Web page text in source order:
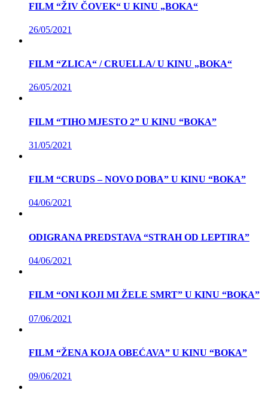
FILM “ŽIV ČOVEK“ U KINU „BOKA“
26/05/2021
FILM “ZLICA“ / CRUELLA/ U KINU „BOKA“
26/05/2021
FILM “TIHO MJESTO 2” U KINU “BOKA”
31/05/2021
FILM “CRUDS – NOVO DOBA” U KINU “BOKA”
04/06/2021
ODIGRANA PREDSTAVA “STRAH OD LEPTIRA”
04/06/2021
FILM “ONI KOJI MI ŽELE SMRT” U KINU “BOKA”
07/06/2021
FILM “ŽENA KOJA OBEĆAVA” U KINU “BOKA”
09/06/2021